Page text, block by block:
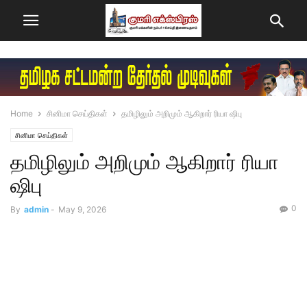
Home சினிமா செய்திகள் தமிழிலும் அறிமும் ஆகிறார் ரியா ஷிபு
சினிமா செய்திகள்
தமிழிலும் அறிமும் ஆகிறார் ரியா
ஷிபு
By admin - May 9, 2026 0